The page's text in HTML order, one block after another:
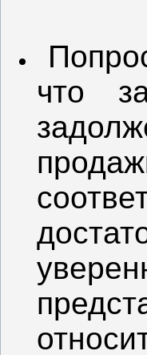
что